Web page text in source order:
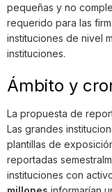
pequeñas y no
requerido para las
instituciones de nivel
instituciones.
Ámbito y
La propuesta de
Las grandes
plantillas de
reportadas
instituciones con